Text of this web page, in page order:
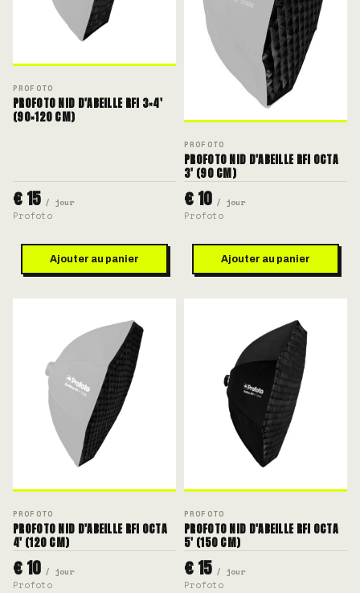
PROFOTO
PROFOTO NID D'ABEILLE RFI 3×4'
(90×120 CM)
€ 15 / jour
Profoto
Ajouter au panier
PROFOTO
PROFOTO NID D'ABEILLE RFI OCTA
3' (90 CM)
€ 10 / jour
Profoto
Ajouter au panier
PROFOTO
PROFOTO NID D'ABEILLE RFI OCTA
4' (120 CM)
€ 10 / jour
Profoto
PROFOTO
PROFOTO NID D'ABEILLE RFI OCTA
5' (150 CM)
€ 15 / jour
Profoto